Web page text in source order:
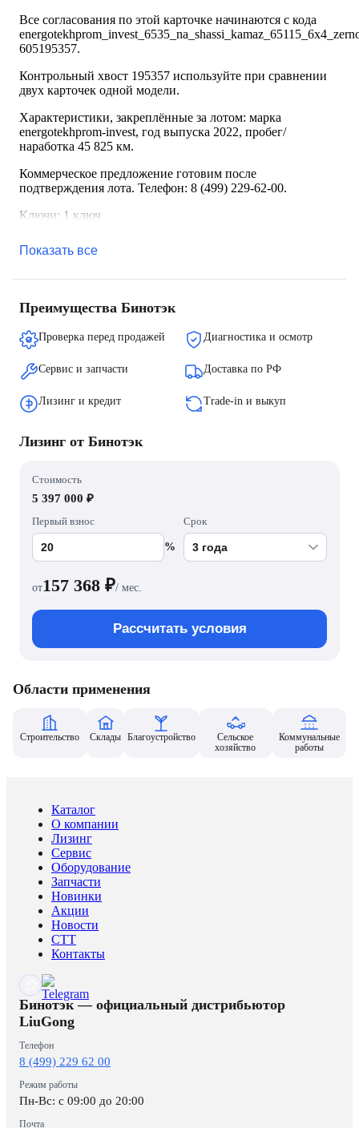
Все согласования по этой карточке начинаются с кода
605195357.
Контрольный хвост 195357 используйте при сравнении
двух карточек одной модели.
Характеристики, закреплённые за лотом: марка
energotekhprom-invest, год выпуска 2022, пробег/
наработка 45 825 км.
Коммерческое предложение готовим после
подтверждения лота. Телефон: 8 (499) 229-62-00.
Ключи: 1 ключ
Показать все
Преимущества Бинотэк
Проверка перед продажей Диагностика и осмотр
Сервис и запчасти Доставка по РФ
Лизинг и кредит Trade-in и выкуп
Лизинг от Бинотэк
Стоимость
5 397 000 ₽
Первый взнос
%
Срок
от157 368 ₽/ мес.
Рассчитать условия
Области применения
Строительство Склады Благоустройство
Сельское
хозяйство
Коммунальные
работы
Каталог
О компании
Лизинг
Сервис
Оборудование
Запчасти
Новинки
Акции
Новости
CTT
Контакты
Бинотэк — официальный дистрибьютор
LiuGong
Телефон
8 (499) 229 62 00
Режим работы
Пн-Вс: c 09:00 до 20:00
Почта